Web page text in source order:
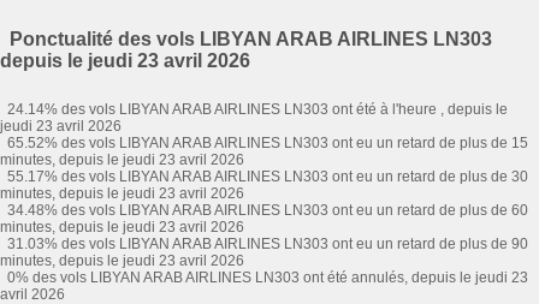
Ponctualité des vols LIBYAN ARAB AIRLINES LN303
depuis le jeudi 23 avril 2026
24.14% des vols LIBYAN ARAB AIRLINES LN303 ont été à l'heure , depuis le
jeudi 23 avril 2026
65.52% des vols LIBYAN ARAB AIRLINES LN303 ont eu un retard de plus de 15
minutes, depuis le jeudi 23 avril 2026
55.17% des vols LIBYAN ARAB AIRLINES LN303 ont eu un retard de plus de 30
minutes, depuis le jeudi 23 avril 2026
34.48% des vols LIBYAN ARAB AIRLINES LN303 ont eu un retard de plus de 60
minutes, depuis le jeudi 23 avril 2026
31.03% des vols LIBYAN ARAB AIRLINES LN303 ont eu un retard de plus de 90
minutes, depuis le jeudi 23 avril 2026
0% des vols LIBYAN ARAB AIRLINES LN303 ont été annulés, depuis le jeudi 23
avril 2026